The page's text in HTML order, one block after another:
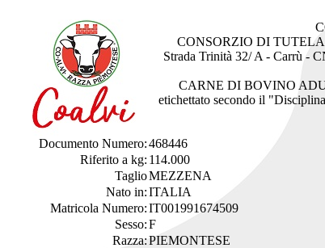
CONSORZIO DI
Strada Trinità 32/ A - Carrù -
CARNE DI BOVINO
etichettato secondo il
Documento Numero:468446
Riferito a kg: 114.000
TaglioMEZZENA
Nato in:ITALIA
Matricola Numero:IT001991674509
Sesso:F
Razza:PIEMONTESE